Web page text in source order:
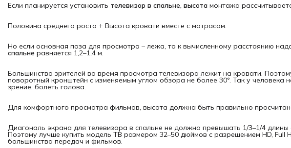
Если планируется установить телевизор в спальне, высота монтажа
Половина среднего роста + Высота кровати вместе с матрасом.
Но если основная поза для просмотра – лежа, то к вычисленному расстоянию
спальне равняется 1,2–1,4 м.
Большинство зрителей во время просмотра телевизора лежит на кровати.
поворотный кронштейн с изменяемым углом обзора не более 30°. Так у человека
зрение, болеть голова.
Для комфортного просмотра фильмов, высота должна быть правильно
Диагональ экрана для телевизора в спальне не должна превышать 1/3–1/4 длины
Поэтому лучше купить модель ТВ размером 32–50 дюймов с разрешением HD, Full
большинства передач и фильмов.